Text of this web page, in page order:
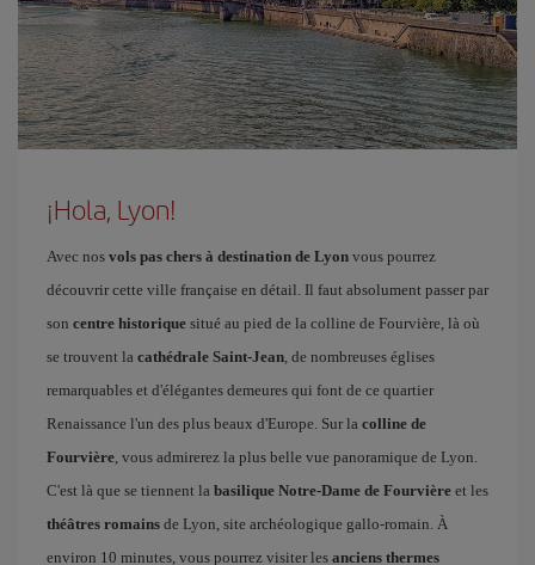
¡Hola, Lyon!
Avec nos vols pas chers à destination de Lyon vous pourrez
découvrir cette ville française en détail. Il faut absolument passer par
son centre historique situé au pied de la colline de Fourvière, là où
se trouvent la cathédrale Saint-Jean, de nombreuses églises
remarquables et d'élégantes demeures qui font de ce quartier
Renaissance l'un des plus beaux d'Europe. Sur la colline de
Fourvière, vous admirerez la plus belle vue panoramique de Lyon.
C'est là que se tiennent la basilique Notre-Dame de Fourvière et les
théâtres romains de Lyon, site archéologique gallo-romain. À
environ 10 minutes, vous pourrez visiter les anciens thermes